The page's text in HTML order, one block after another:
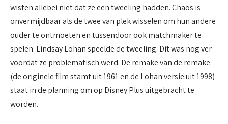
wisten allebei niet dat ze een tweeling hadden. Chaos is
onvermijdbaar als de twee van plek wisselen om hun andere
ouder te ontmoeten en tussendoor ook matchmaker te
spelen. Lindsay Lohan speelde de tweeling. Dit was nog ver
voordat ze problematisch werd. De remake van de remake
(de originele film stamt uit 1961 en de Lohan versie uit 1998)
staat in de planning om op Disney Plus uitgebracht te
worden.